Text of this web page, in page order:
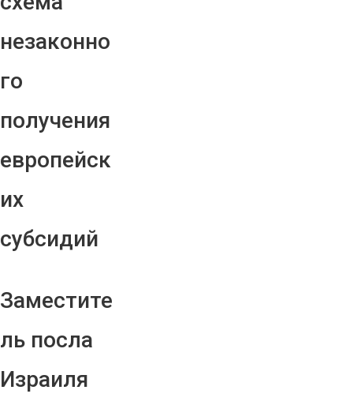
незаконно
го
получения
европейск
их
субсидий
Заместите
ль посла
Израиля